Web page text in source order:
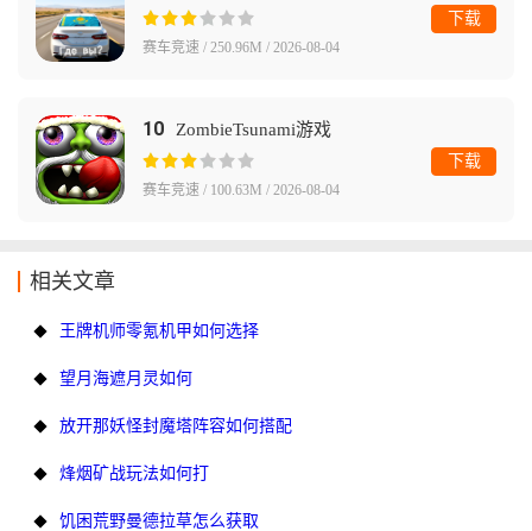
赛车竞速 / 250.96M / 2026-08-04
下载
10 ZombieTsunami游戏
赛车竞速 / 100.63M / 2026-08-04
下载
相关文章
王牌机师零氪机甲如何选择
望月海遮月灵如何
放开那妖怪封魔塔阵容如何搭配
烽烟矿战玩法如何打
饥困荒野曼德拉草怎么获取